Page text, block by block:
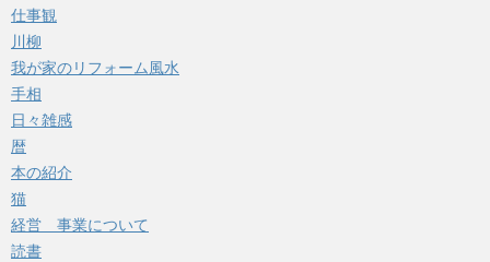
仕事観
川柳
我が家のリフォーム風水
手相
日々雑感
暦
本の紹介
猫
経営 事業について
読書